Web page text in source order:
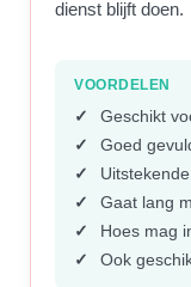
dienst blijft doen.
VOORDELEN
Geschikt
Goed
Gaat lang
Hoes mag
Ook